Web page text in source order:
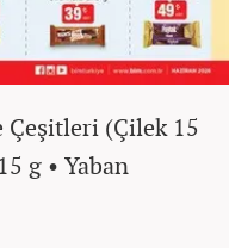
(Çilek 15
g • Yaban